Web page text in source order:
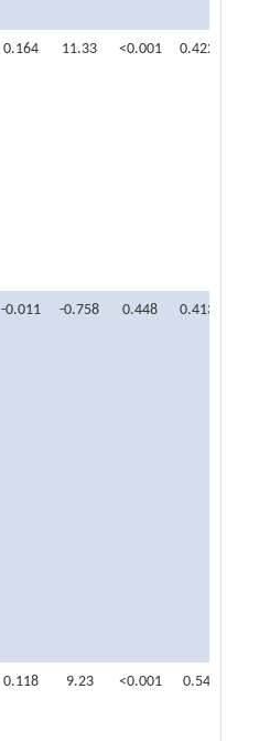
0.164 11.33 <0.001 0.422
-0.011 -0.758 0.448 0.413
0.118 9.23 <0.001 0.54